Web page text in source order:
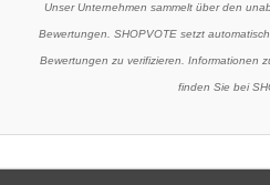
Unser Unternehmen sammelt über den
Bewertungen. SHOPVOTE setzt
Bewertungen zu verifizieren. Informationen
finden Sie bei